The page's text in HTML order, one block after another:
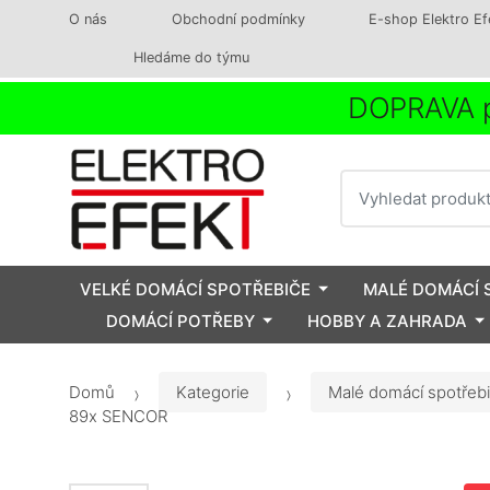
O nás Obchodní podmínky E-shop Elektro
Hledáme do týmu
VELKÉ DOMÁCÍ SPOTŘEBIČE
MALÉ DOMÁCÍ
DOMÁCÍ POTŘEBY
HOBBY A ZAHRADA
Domů Kategorie
Malé domácí
89x SENCOR